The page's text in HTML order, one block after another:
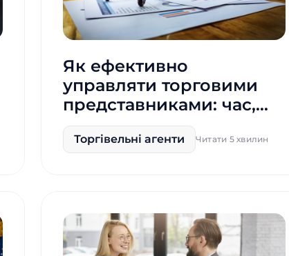
Як ефективно
управляти торговими
представниками: час,
маршрути та контроль
Торгівельні агенти Читати 5 хвилин